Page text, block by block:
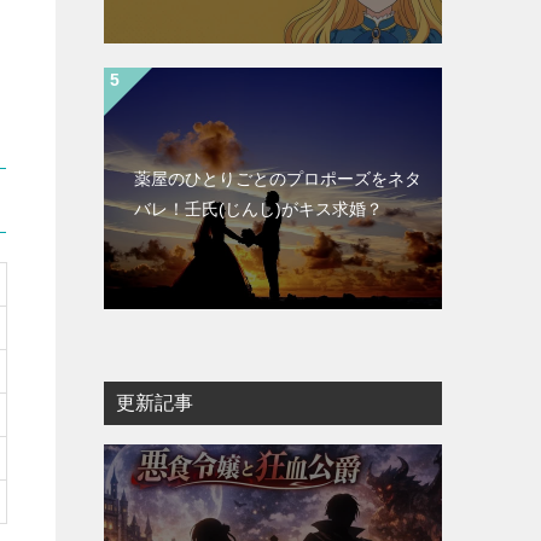
薬屋のひとりごとのプロポーズをネタ
バレ！壬氏(じんし)がキス求婚？
更新記事